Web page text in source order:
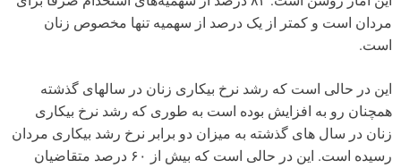
مردان است و کمتر از یک ‌درصد از سهمیه تنها مخصوص زنان
است.
این در حالی است که رشد نرخ بیکاری زنان در سالهای گذشته
همچنان رو به افزایش بوده است به طوری که رشد نرخ بیکاری
زنان در سال های گذشته به میزان دو برابر نرخ رشد بیکاری مردان
رسیده است. این در حالی است که بیش از ۶۰ درصد متقاضیان